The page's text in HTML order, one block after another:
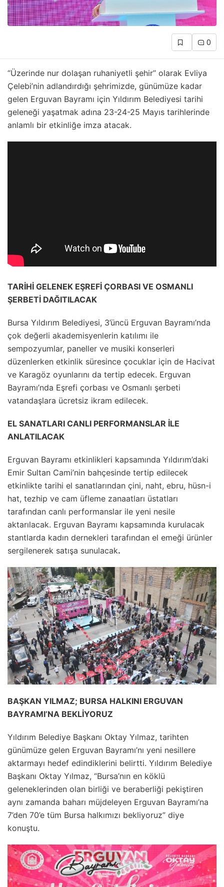
0
“Üzerinde nur dolaşan ruhaniyetli şehir’’ olarak Evliya
Çelebi’nin adlandırdığı şehrimizde, günümüze kadar
gelen Erguvan Bayramı için Yıldırım Belediyesi tarihi
geleneği yaşatmak adına 23-24-25 Mayıs tarihlerinde
anlamlı bir etkinliğe imza atacak.
TARİHİ GELENEK EŞREFİ ÇORBASI VE OSMANLI
ŞERBETİ DAĞITILACAK
Bursa Yıldırım Belediyesi, 3’üncü Erguvan Bayramı’nda
çok değerli akademisyenlerin katılımı ile
sempozyumlar, paneller ve musiki konserleri
düzenlerken etkinlik süresince çocuklar için de Hacivat
ve Karagöz oyunlarını da tertip edecek. Erguvan
Bayramı’nda Eşrefi çorbası ve Osmanlı şerbeti
vatandaşlara ücretsiz ikram edilecek.
EL SANATLARI CANLI PERFORMANSLAR İLE
ANLATILACAK
Erguvan Bayramı etkinlikleri kapsamında Yıldırım’daki
Emir Sultan Cami’nin bahçesinde tertip edilecek
etkinlikte tarihi el sanatlarından çini, naht, ebru, hüsn-i
hat, tezhip ve cam üfleme zanaatları üstatları
tarafından canlı performanslar ile yeni nesile
aktarılacak. Erguvan Bayramı kapsamında kurulacak
stantlarda kadın dernekleri tarafından el emeği ürünler
sergilenerek satışa sunulacak.
BAŞKAN YILMAZ; BURSA HALKINI ERGUVAN
BAYRAMI’NA BEKLİYORUZ
Yıldırım Belediye Başkanı Oktay Yılmaz, tarihten
günümüze gelen Erguvan Bayramı’nı yeni nesillere
aktarmayı hedef edindiklerini belirtti. Yıldırım Belediye
Başkanı Oktay Yılmaz, “Bursa’nın en köklü
geleneklerinden olan birliği ve beraberliği pekiştiren
aynı zamanda baharı müjdeleyen Erguvan Bayramı’na
7’den 70’e tüm Bursa halkımızı bekliyoruz” diye
konuştu.